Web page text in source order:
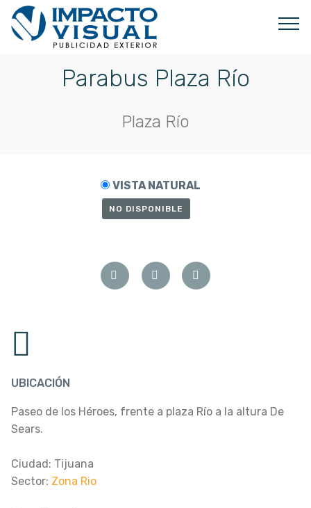
Parabus Plaza Río
Plaza Río
UBICACIÓN
Paseo de los Héroes, frente a plaza Río a la altura De
Sears.
Ciudad: Tijuana
Sector: Zona Rio
VISTA NATURAL
NO DISPONIBLE